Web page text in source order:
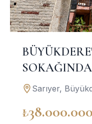
TARİHİ
Sarıyer,
₺38.000.000